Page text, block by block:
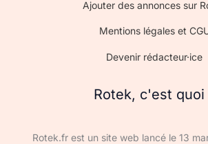
Ajouter des annonces sur
Mentions légales et
Devenir rédacteur·ice
Rotek, c'est quoi
Rotek.fr est un site web lancé le 13